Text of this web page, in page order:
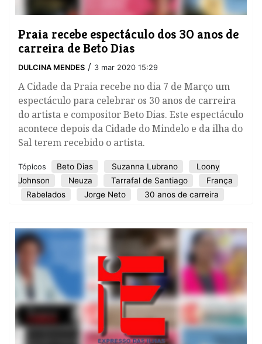
Praia recebe espectáculo dos 30 anos de
carreira de Beto Dias
DULCINA MENDES / 3 mar 2020 15:29
A Cidade da Praia recebe no dia 7 de Março um
espectáculo para celebrar os 30 anos de carreira
do artista e compositor Beto Dias. Este espectáculo
acontece depois da Cidade do Mindelo e da ilha do
Sal terem recebido o artista.
Tópicos Beto Dias Suzanna Lubrano
Loony
Johnson
Neuza Tarrafal de Santiago
França
Rabelados
Jorge Neto 30 anos de carreira